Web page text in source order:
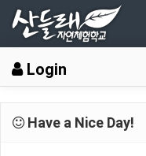
Login
Have a Nice Day!